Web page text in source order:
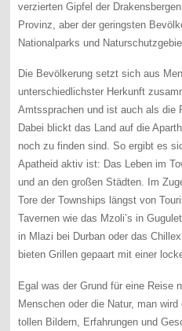
verzierten Gipfel der
Provinz, aber der geringsten
Nationalparks und
Die Bevölkerung setzt sich aus
unterschiedlichster Herkunft
Amtssprachen und ist auch als die
Dabei blickt das Land auf die
noch zu finden sind. So ergibt es
Apatheid aktiv ist: Das Leben im
und an den großen Städten. Im
Tore der Townships längst von
Tavernen wie das Mzoli’s in
in Mlazi bei Durban oder das
bieten Grillen gepaart mit einer
Egal was der Grund für eine Reise
Menschen oder die Natur, man
tollen Bildern, Erfahrungen und